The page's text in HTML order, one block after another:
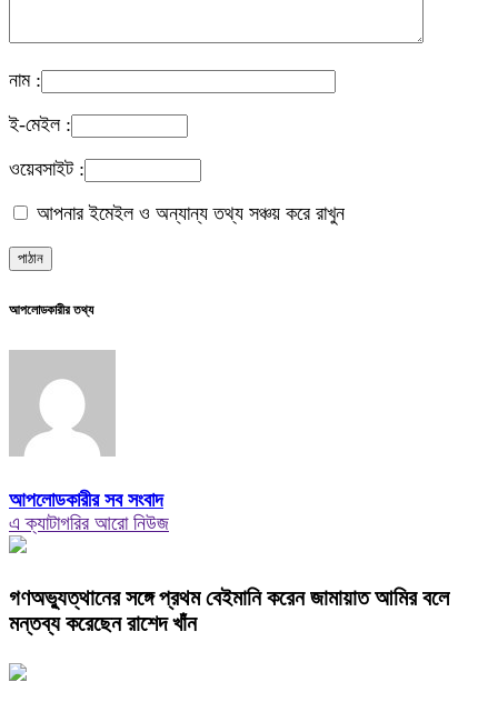
নাম :
ই-মেইল :
ওয়েবসাইট :
আপনার ইমেইল ও অন্যান্য তথ্য সঞ্চয় করে রাখুন
আপলোডকারীর তথ্য
আপলোডকারীর সব সংবাদ
এ ক্যাটাগরির আরো নিউজ
গণঅভ্যুত্থানের সঙ্গে প্রথম বেইমানি করেন জামায়াত আমির বলে
মন্তব্য করেছেন রাশেদ খাঁন